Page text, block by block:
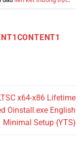
x64-x86 Lifetime
Oinstall.exe English
Minimal Setup {YTS}